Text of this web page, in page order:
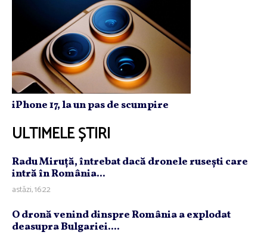
iPhone 17, la un pas de scumpire
ULTIMELE ȘTIRI
Radu Miruţă, întrebat dacă dronele ruseşti care
intră în România...
astăzi, 16:22
O dronă venind dinspre România a explodat
deasupra Bulgariei....